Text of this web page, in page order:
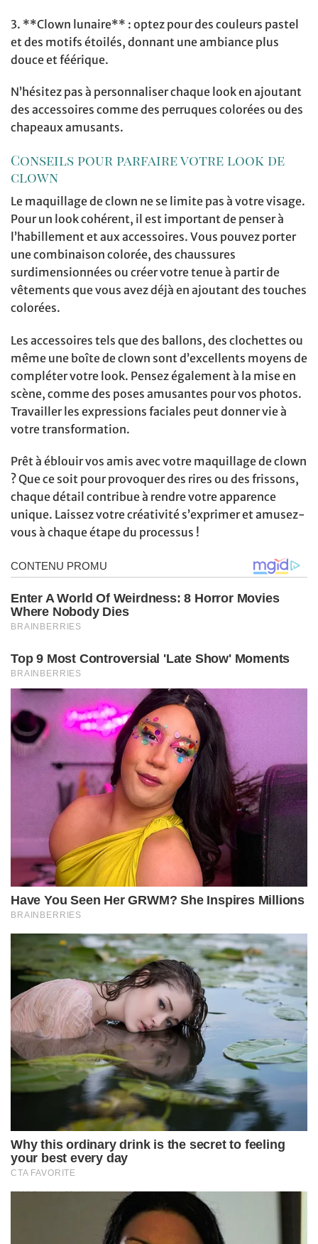
3. **Clown lunaire** : optez pour des couleurs pastel
et des motifs étoilés, donnant une ambiance plus
douce et féérique.
N’hésitez pas à personnaliser chaque look en ajoutant
des accessoires comme des perruques colorées ou des
chapeaux amusants.
Conseils pour parfaire votre look de
clown
Le maquillage de clown ne se limite pas à votre visage.
Pour un look cohérent, il est important de penser à
l’habillement et aux accessoires. Vous pouvez porter
une combinaison colorée, des chaussures
surdimensionnées ou créer votre tenue à partir de
vêtements que vous avez déjà en ajoutant des touches
colorées.
Les accessoires tels que des ballons, des clochettes ou
même une boîte de clown sont d’excellents moyens de
compléter votre look. Pensez également à la mise en
scène, comme des poses amusantes pour vos photos.
Travailler les expressions faciales peut donner vie à
votre transformation.
Prêt à éblouir vos amis avec votre maquillage de clown
? Que ce soit pour provoquer des rires ou des frissons,
chaque détail contribue à rendre votre apparence
unique. Laissez votre créativité s’exprimer et amusez-
vous à chaque étape du processus !